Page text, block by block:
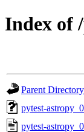
Index of
Parent Directory
pytest-
pytest-